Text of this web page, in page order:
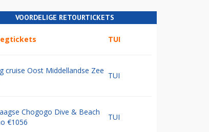
VOORDELIGE RETOURTICKETS
TUI
cruise Oost Middellandse Zee
TUI
Chogogo Dive & Beach
€1056
TUI